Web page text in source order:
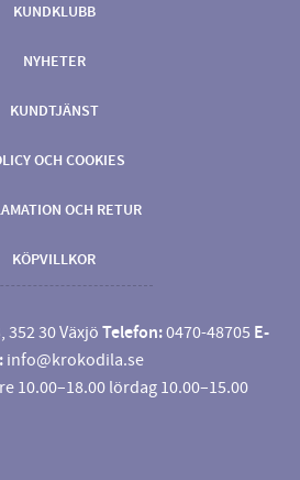
KUNDKLUBB
NYHETER
KUNDTJÄNST
OCH COOKIES
OCH RETUR
KÖPVILLKOR
352 30 VäxjöTelefon:0470-48705 E-
info@krokodila.se
10.00–18.00 lördag 10.00–15.00